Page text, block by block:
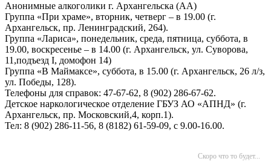
Анонимные алкоголики г. Архангельска (АА)
Группа «При храме», вторник, четверг – в 19.00 (г.
Архангельск, пр. Ленинградский, 264).
Группа «Лариса», понедельник, среда, пятница, суббота, в
19.00, воскресенье – в 14.00 (г. Архангельск, ул. Суворова,
11,подъезд I, домофон 14)
Группа «В Маймаксе», суббота, в 15.00 (г. Архангельск, 26 л/з,
ул. Победы, 128).
Телефоны для справок: 47-67-62, 8 (902) 286-67-62.
Детское наркологическое отделение ГБУЗ АО «АПНД» (г.
Архангельск, пр. Московский,4, корп.1).
Тел: 8 (902) 286-11-56, 8 (8182) 61-59-09, с 9.00-16.00.
Скоро что то будет...